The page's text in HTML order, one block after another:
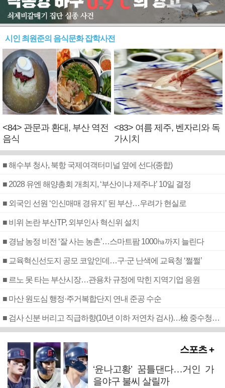
시인 최원준의 음식문화 잡학사전
<84> 관문과 환대, 부산 역전
음식
<83> 여름 제주, 벤자리와 독
가시치
■ 해수부 청사, 북항 국제여객터미널 옆에 선다(종합)
■ 2028 유엔 해양총회 개최지, ‘부산이냐 제주냐’ 10일 결정
■ 외국인 선원 ‘인신매매 경유지’ 된 부산…우려가 현실로
■ 비위 논란 부산TP, 외부인사 혁신위 설치
■ 경남 농정 비전 ‘잘 사는 농촌’…스마트팜 1000㏊까지 늘린다
■ 교육혁신선도지 공모 코앞인데…구·군 난색에 교육청 ‘쩔쩔’
■ 르노 못 타는 부산시장…관용차 규정에 막힌 지역기업 응원
■ 마산 원도심 행정·주거복합단지 연내 준공 수순
■ 검사 신분 버리고 직급하향(10년 이하 저연차 검사)…檢 중수청행 기피
스포츠 +
‘윤나고황’ 꿈틀댄다…거인 가
을야구 불씨 살릴까